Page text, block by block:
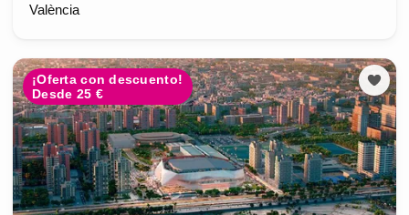
València
¡Oferta con descuento!
Desde 25 €